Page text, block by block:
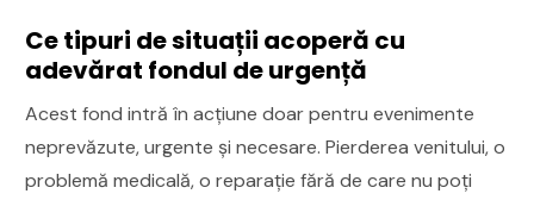
Ce tipuri de situații acoperă cu
adevărat fondul de urgență
Acest fond intră în acțiune doar pentru evenimente
neprevăzute, urgente și necesare. Pierderea venitului, o
problemă medicală, o reparație fără de care nu poți